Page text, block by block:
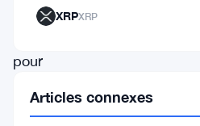
licence
pour
XRPXRP
Articles connexes